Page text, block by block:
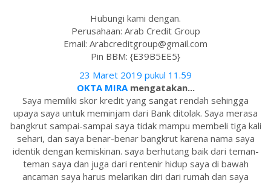
Hubungi kami dengan.
Perusahaan: Arab Credit Group
Email: Arabcreditgroup@gmail.com
Pin BBM: {E39B5EE5}
23 Maret 2019 pukul 11.59
OKTA MIRAmengatakan...
Saya memiliki skor kredit yang sangat rendah sehingga
upaya saya untuk meminjam dari Bank ditolak. Saya merasa
bangkrut sampai-sampai saya tidak mampu membeli tiga kali
sehari, dan saya benar-benar bangkrut karena nama saya
identik dengan kemiskinan. saya berhutang baik dari teman-
teman saya dan juga dari rentenir hidup saya di bawah
ancaman saya harus melarikan diri dari rumah dan saya